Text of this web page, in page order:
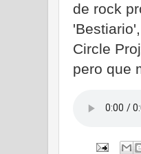
de rock
Circle
pero que